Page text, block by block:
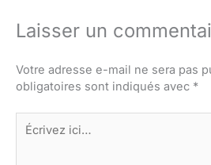
Laisser un
Votre adresse e-mail ne sera pas
obligatoires sont indiqués avec *
Écrivez
ici…